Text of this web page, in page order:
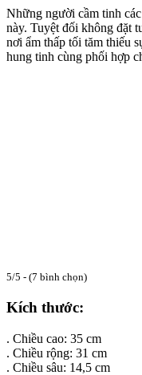
Những người cầm tinh
này. Tuyệt đối không đặt
nơi ẩm thấp tối tăm thiếu
hung tinh cùng phối hợp
5/5 - (7 bình chọn)
Kích thước:
. Chiều cao: 35 cm
. Chiều rộng: 31 cm
. Chiều sâu: 14,5 cm